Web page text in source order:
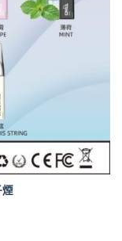
煙